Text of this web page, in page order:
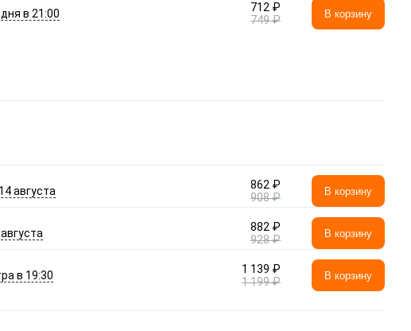
в 21:00
712 ₽
749 ₽
В корзину
августа
862 ₽
908 ₽
В корзину
882 ₽
928 ₽
В корзину
в 19:30
1 139 ₽
1 199 ₽
В корзину